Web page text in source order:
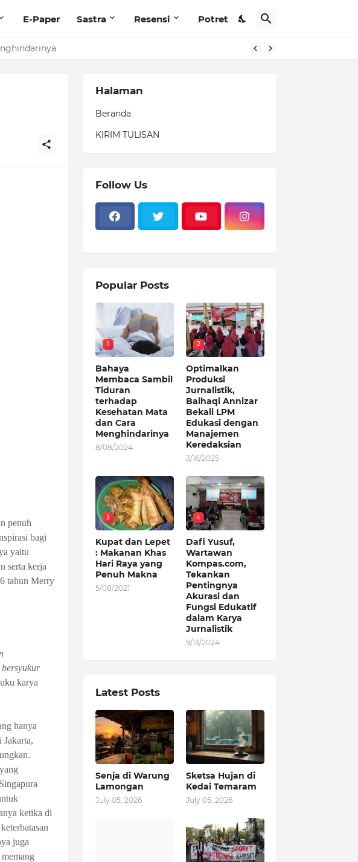
E-Paper Sastra Resensi Potret
penuh
bagi
yaitu
serta kerja
tahun Merry
karya
hanya
Jakarta,
ketika di
juga
Halaman
Beranda
KIRIM TULISAN
Follow Us
Popular Posts
1
Bahaya
Membaca Sambil
Tiduran
terhadap
Kesehatan Mata
dan Cara
Menghindarinya
8/08/2024
2
Optimalkan
Produksi
Jurnalistik,
Baihaqi Annizar
Bekali LPM
Edukasi dengan
Manajemen
Keredaksian
3/16/2025
3
Kupat dan Lepet
: Makanan Khas
Hari Raya yang
Penuh Makna
5/08/2021
4
Dafi Yusuf,
Wartawan
Kompas.com,
Tekankan
Pentingnya
Akurasi dan
Fungsi Edukatif
dalam Karya
Jurnalistik
9/13/2024
Latest Posts
Senja di Warung
Lamongan
July 05, 2026
Sketsa Hujan di
Kedai Temaram
July 05, 2026